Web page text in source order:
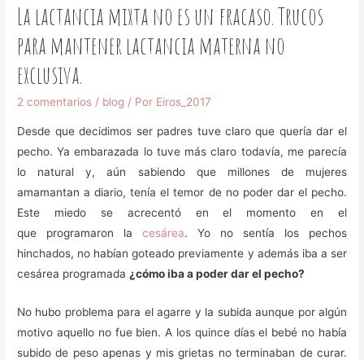
La lactancia mixta no es un fracaso. Trucos
para mantener lactancia materna no
exclusiva.
2 comentarios / blog / Por Eiros_2017
Desde que decidimos ser padres tuve claro que quería dar el
pecho. Ya embarazada lo tuve más claro todavía, me parecía
lo natural y, aún sabiendo que millones de mujeres
amamantan a diario, tenía el temor de no poder dar el pecho.
Este miedo se acrecentó en el momento en el
que programaron lacesárea. Yo no sentía los pechos
hinchados, no habían goteado previamente y además iba a ser
cesárea programada ¿cómo iba a poder dar el pecho?
No hubo problema para el agarre y la subida aunque por algún
motivo aquello no fue bien. A los quince días el bebé no había
subido de peso apenas y mis grietas no terminaban de curar.